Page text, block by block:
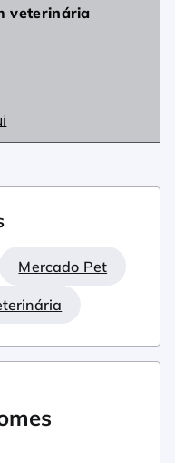
veterinária
Mercado Pet